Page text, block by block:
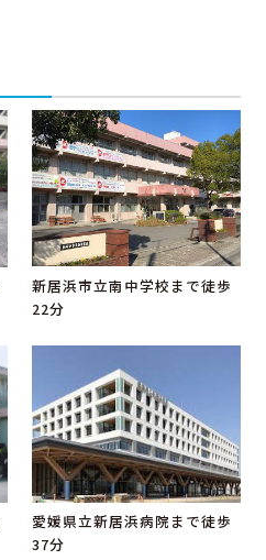
新居浜市立南中学校まで徒歩
22分
愛媛県立新居浜病院まで徒歩
37分